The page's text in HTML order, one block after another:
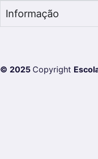
Informação
© 2025 Copyright